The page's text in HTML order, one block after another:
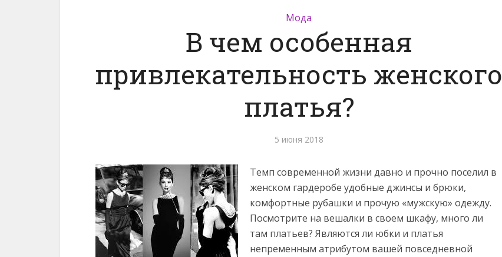
Мода
В чем особенная
привлекательность женского
платья?
5 июня 2018
Темп современной жизни давно и прочно поселил в
женском гардеробе удобные джинсы и брюки,
комфортные рубашки и прочую «мужскую» одежду.
Посмотрите на вешалки в своем шкафу, много ли
там платьев? Являются ли юбки и платья
непременным атрибутом вашей повседневной